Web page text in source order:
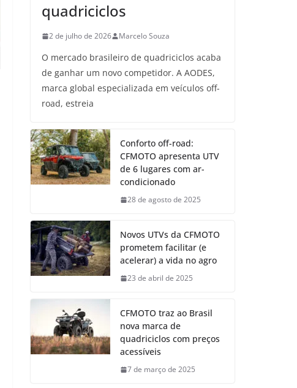
quadriciclos
2 de julho de 2026 Marcelo Souza
O mercado brasileiro de quadriciclos acaba
de ganhar um novo competidor. A AODES,
marca global especializada em veículos off-
road, estreia
Conforto off-road:
CFMOTO apresenta UTV
de 6 lugares com ar-
condicionado
28 de agosto de 2025
Novos UTVs da CFMOTO
prometem facilitar (e
acelerar) a vida no agro
23 de abril de 2025
CFMOTO traz ao Brasil
nova marca de
quadriciclos com preços
acessíveis
7 de março de 2025